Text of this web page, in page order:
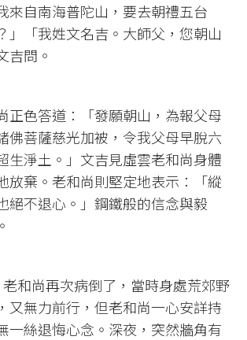
來自南海普陀山，要去朝禮五台
」「我姓文名吉。大師父，您朝山
吉問。
色答道：「發願朝山，為報父母
佛菩薩慈光加被，令我父母早脫六
生淨土。」文吉見虛雲老和尚身體
放棄。老和尚則堅定地表示：「縱
絕不退心。」鋼鐵般的信念與毅
和尚再次病倒了，當時身處荒郊野
又無力前行，但老和尚一心安詳持
一絲退悔心念。深夜，突然牆角有